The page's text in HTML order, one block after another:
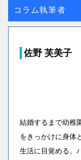
コラム執筆者
佐野 芙美子
結婚するまで幼稚
をきっかけに身体
生活に目覚める。